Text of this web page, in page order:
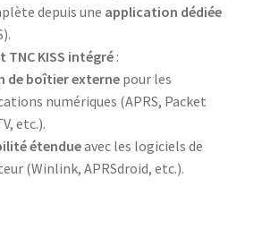
depuis une application dédiée
KISS intégré:
de boîtier externepour les
numériques (APRS, Packet
etc.).
étendueavec les logiciels de
(Winlink, APRSdroid, etc.).